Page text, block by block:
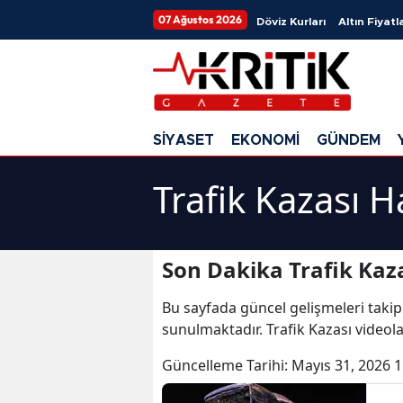
07 Ağustos 2026 Döviz Kurları Altın
SİYASET EKONOMİ GÜNDEM
Trafik Kazası
Son Dakika Trafik
Bu sayfada güncel gelişmeleri
sunulmaktadır. Trafik Kazası
Güncelleme Tarihi: Mayıs 31, 2026